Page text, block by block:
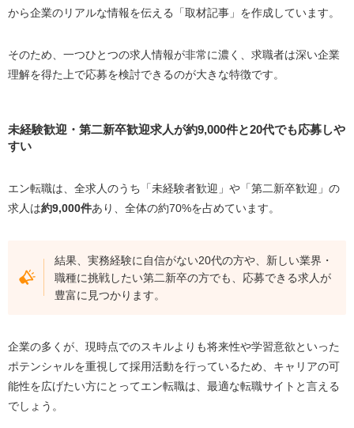
から企業のリアルな情報を伝える「取材記事」を作成しています。
そのため、一つひとつの求人情報が非常に濃く、求職者は深い企業
理解を得た上で応募を検討できるのが大きな特徴です。
未経験歓迎・第二新卒歓迎求人が約9,000件と20代でも応募しや
すい
エン転職は、全求人のうち「未経験者歓迎」や「第二新卒歓迎」の
求人は約9,000件あり、全体の約70%を占めています。
結果、実務経験に自信がない20代の方や、新しい業界・
職種に挑戦したい第二新卒の方でも、応募できる求人が
豊富に見つかります。
企業の多くが、現時点でのスキルよりも将来性や学習意欲といった
ポテンシャルを重視して採用活動を行っているため、キャリアの可
能性を広げたい方にとってエン転職は、最適な転職サイトと言える
でしょう。